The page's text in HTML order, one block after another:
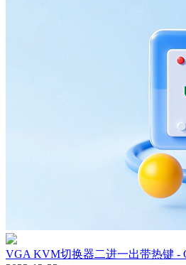
VGA KVM切换器二进一出带热键 -